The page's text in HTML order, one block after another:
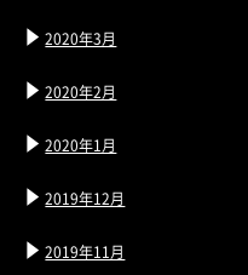
2020年3月
2020年2月
2020年1月
2019年12月
2019年11月